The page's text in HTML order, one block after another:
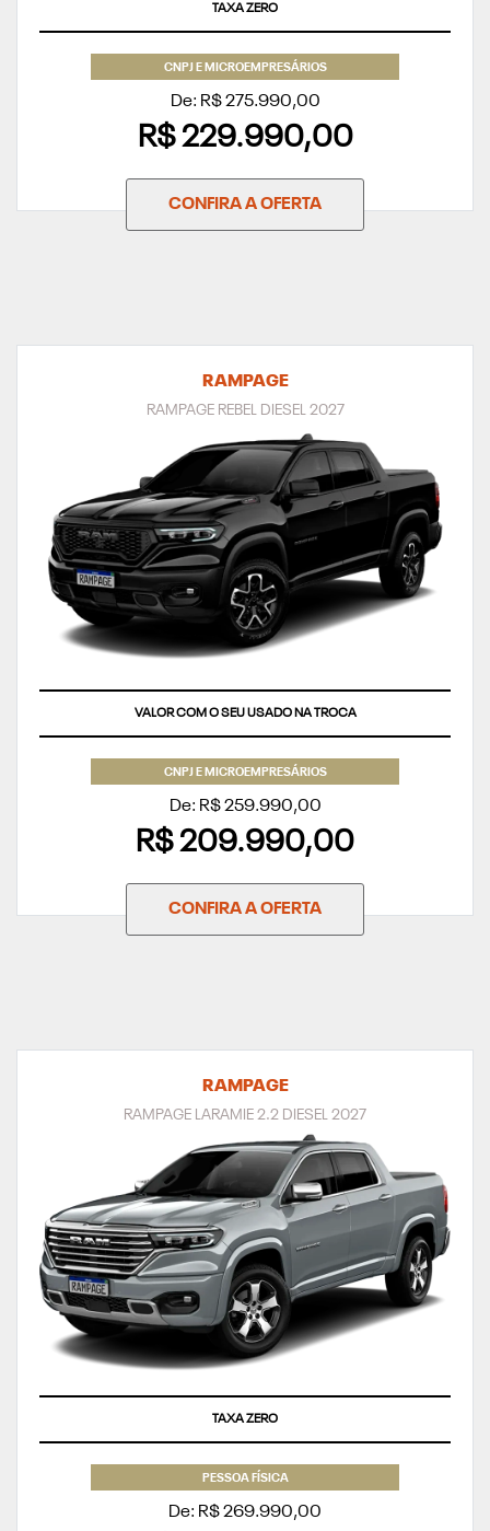
TAXA ZERO
CNPJ E MICROEMPRESÁRIOS
De: R$ 275.990,00
R$ 229.990,00
CONFIRA A OFERTA
RAMPAGE
RAMPAGE REBEL DIESEL 2027
VALOR COM O SEU USADO NA TROCA
CNPJ E MICROEMPRESÁRIOS
De: R$ 259.990,00
R$ 209.990,00
CONFIRA A OFERTA
RAMPAGE
RAMPAGE LARAMIE 2.2 DIESEL 2027
TAXA ZERO
PESSOA FÍSICA
De: R$ 269.990,00